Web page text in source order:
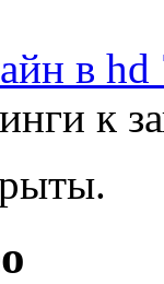
в hd
к